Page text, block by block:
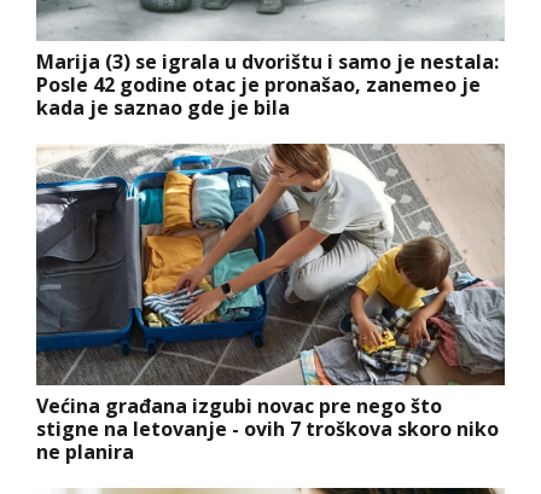
Marija (3) se igrala u dvorištu i samo je nestala:
Posle 42 godine otac je pronašao, zanemeo je
kada je saznao gde je bila
Većina građana izgubi novac pre nego što
stigne na letovanje - ovih 7 troškova skoro niko
ne planira